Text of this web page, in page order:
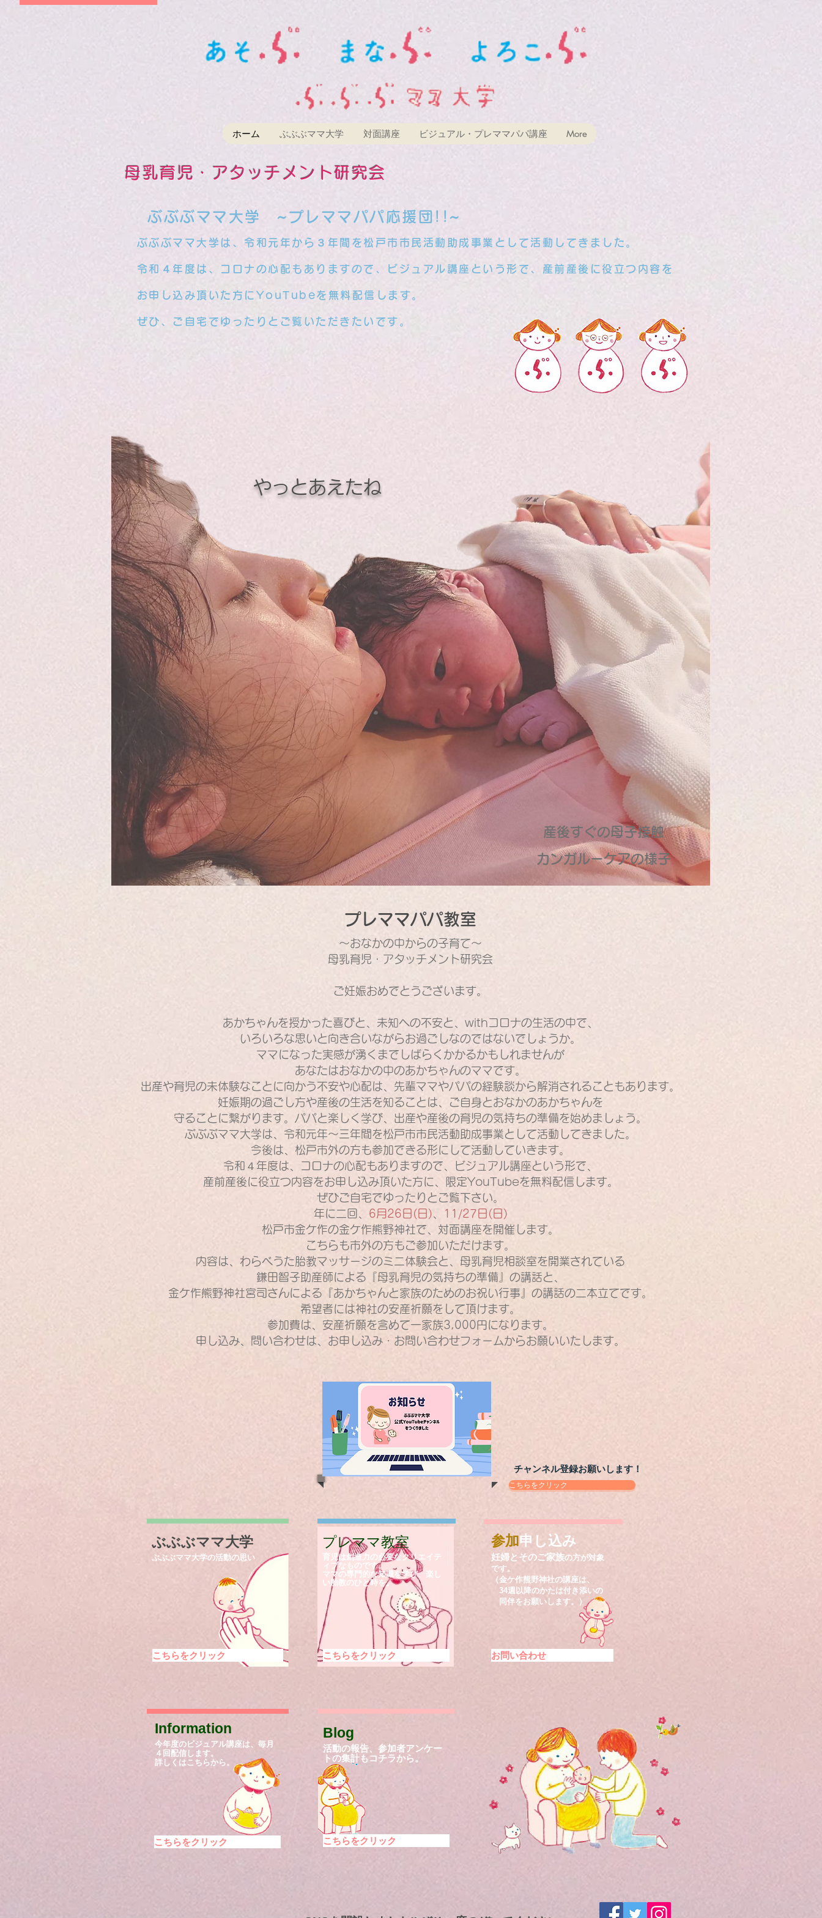
ホーム ぶぶぶママ大学 対面講座 ビジュアル・プレママパパ講座 More
母乳育児・アタッチメント研究会
ぶぶぶママ大学 ~プレママパパ応援団!!~
ぶぶぶママ大学は、令和元年から３年間を松戸市市民活動助成事業として活動してきました。
​ 令和４年度は、コロナの心配もありますので、ビジュアル講座という形で、産前産後に役立つ内容を
お申し込み頂いた方にYouTubeを無料配信します。
ぜひ、ご自宅でゆったりとご覧いただきたいです。
​やっとあえたね
産後すぐの母子接触
カンガルーケアの様子
​チャンネル登録お願いします！
プレママパパ教室
～おなかの中からの子育て～
母乳育児・アタッチメント研究会
ご妊娠おめでとうございます。
あかちゃんを授かった喜びと、未知への不安と、withコロナの生活の中で、
いろいろな思いと向き合いながらお過ごしなのではないでしょうか。
ママになった実感が湧くまでしばらくかかるかもしれませんが
あなたはおなかの中のあかちゃんのママです。
出産や育児の未体験なことに向かう不安や心配は、先輩ママやパパの経験談から解消されることもあります。
妊娠期の過ごし方や産後の生活を知ることは、ご自身とおなかのあかちゃんを
守ることに繋がります。パパと楽しく学び、出産や産後の育児の気持ちの準備を始めましょう。
ぶぶぶママ大学は、令和元年～三年間を松戸市市民活動助成事業として活動してきました。
今後は、松戸市外の方も参加できる形にして活動していきます。
令和４年度は、コロナの心配もありますので、ビジュアル講座という形で、
産前産後に役立つ内容をお申し込み頂いた方に、限定YouTubeを無料配信します。
ぜひご自宅でゆったりとご覧下さい。
年に二回、 6月26日(日)
11/27日(日)
松戸市金ケ作の金ケ作熊野神社で、対面講座を開催します。
こちらも市外の方もご参加いただけます。
内容は、わらべうた胎教マッサージのミニ体験会と、母乳育児相談室を開業されている
鎌田智子助産師による『母乳育児の気持ちの準備』の講話と、
金ケ作熊野神社宮司さんによる『あかちゃんと家族のためのお祝い行事』 の講話の二本立てです。
希望者には神社の安産祈願をして頂けます。
参加費は、安産祈願を含めて一家族3,000円になります。
申し込み、問い合わせは、お申し込み・お問い合わせフォームからお願いいたします。
こちらをクリック
ぶぶぶママ大学
​​ぶぶぶママ大学の活動の思い
こちらをクリック こちらをクリック
プレママ教室
育児は創造力の必要なクリエイテ
ィブなものです。
ママの専門的な知識を学び、楽し
い胎教のひと時を。
参加申し込み
妊婦とそのご家族の方が対象
です。
（金ケ作熊野神社の講座は、
34週以降のかたは付き添いの
同伴をお願いします。）
お問い合わせ
​Information
今年度のビジュアル講座は、毎月
４回配信します。
詳しくはこちらから。
こちらをクリック
​Blog
活動の報告、 参加者アンケー
トの集計もコチラから。
こちらをクリック